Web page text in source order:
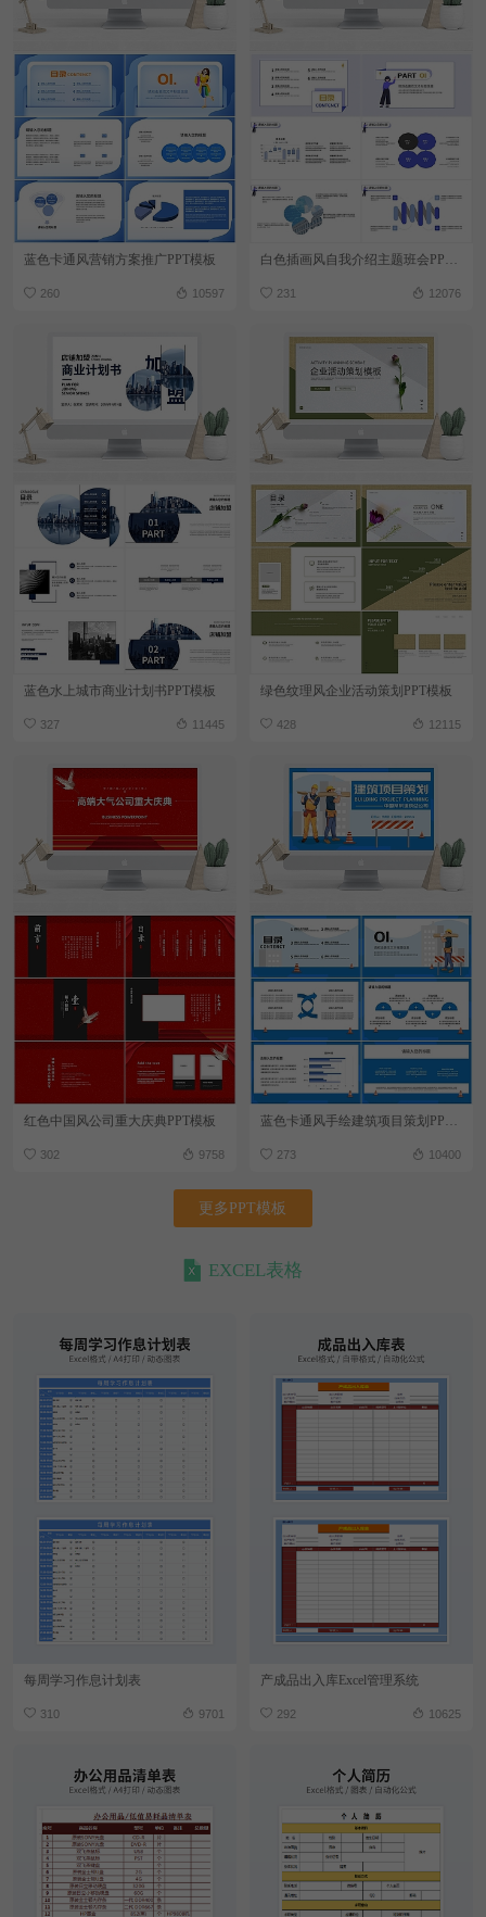
蓝色卡通风营销方案推广PPT模板
260 10597
白色插画风自我介绍主题班会PPT模板
231 12076
蓝色水上城市商业计划书PPT模板
327 11445
绿色纹理风企业活动策划PPT模板
428 12115
红色中国风公司重大庆典PPT模板
302 9758
蓝色卡通风手绘建筑项目策划PPT模板
273 10400
更多PPT模板
EXCEL表格
每周学习作息计划表
310 9701
产成品出入库Excel管理系统
292 10625